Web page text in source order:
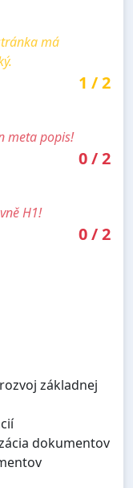
má
1 /2
meta popis!
0/2
H1!
0/2
základnej
dokumentov